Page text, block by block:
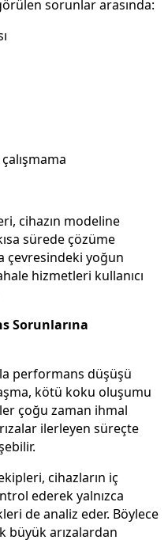
sorunlar arasında:
cihazın modeline
sürede çözüme
çevresindeki yoğun
hizmetleri kullanıcı
Sorunlarına
performans düşüşü
kötü koku oluşumu
çoğu zaman ihmal
ilerleyen süreçte
cihazların iç
ederek yalnızca
de analiz eder. Böylece
büyük arızalardan